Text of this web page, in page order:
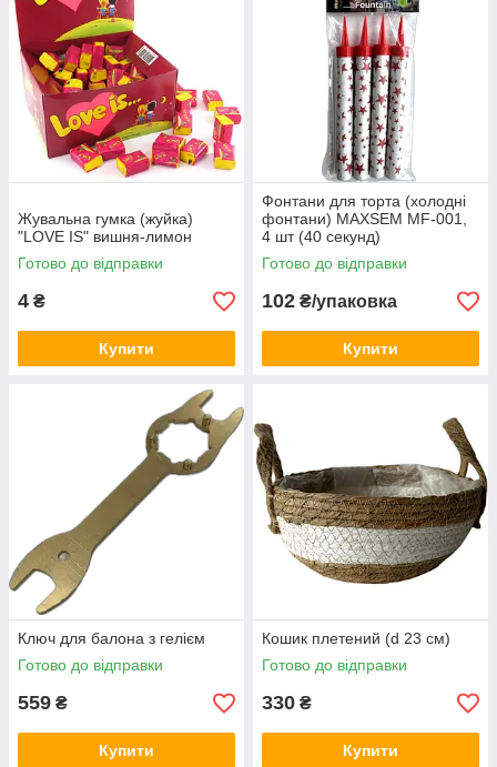
Жувальна гумка (жуйка)
"LOVE IS" вишня-лимон
Готово до відправки
4 ₴
Купити
Фонтани для торта (холодні
фонтани) MAXSEM MF-001,
4 шт (40 секунд)
Готово до відправки
102 ₴/упаковка
Купити
Ключ для балона з гелієм
Готово до відправки
559 ₴
Купити
Кошик плетений (d 23 см)
Готово до відправки
330 ₴
Купити